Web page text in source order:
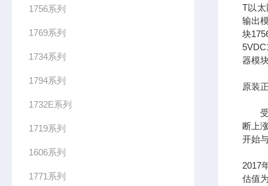
1756系列
1769系列
1734系列
1794系列
1732E系列
1719系列
1606系列
1771系列
T以太
输出
块
器模
原装
受到
断上
开始
2017
估值